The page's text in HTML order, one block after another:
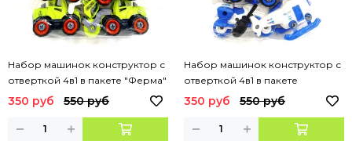
Набор машинок конструктор с
отверткой 4в1 в пакете "Ферма"
350 руб 550 руб
Набор машинок конструктор с
отверткой 4в1 в пакете
"Полицейская техника"
350 руб 550 руб